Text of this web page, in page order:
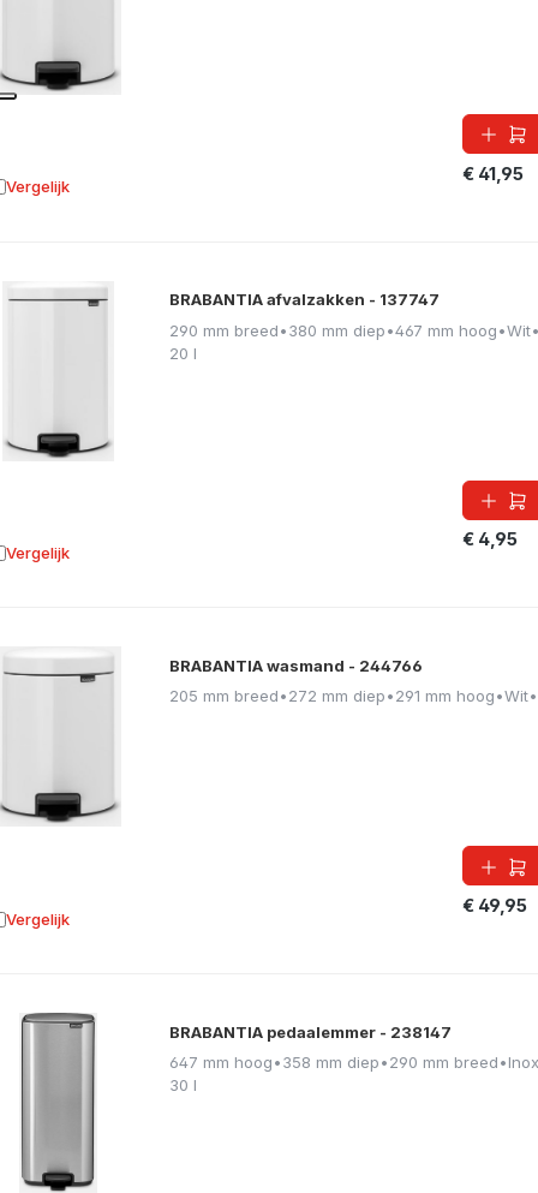
€ 41,95
Vergelijk aan vergelijking
BRABANTIA afvalzakken - 137747
290 mm breed•380 mm diep•467 mm hoog•Wit
20 l
€ 4,95
Vergelijk aan vergelijking
BRABANTIA wasmand - 244766
205 mm breed•272 mm diep•291 mm hoog•Wit•
€ 49,95
Vergelijk aan vergelijking
BRABANTIA pedaalemmer - 238147
647 mm hoog•358 mm diep•290 mm breed•Inox
30 l